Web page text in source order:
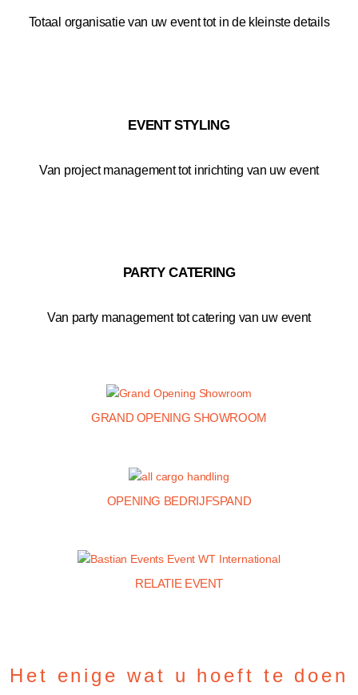
Totaal organisatie van uw event tot in de kleinste details
EVENT STYLING
Van project management tot inrichting van uw event
PARTY CATERING
Van party management tot catering van uw event
GRAND OPENING SHOWROOM
OPENING BEDRIJFSPAND
RELATIE EVENT
Het enige wat u hoeft te doen